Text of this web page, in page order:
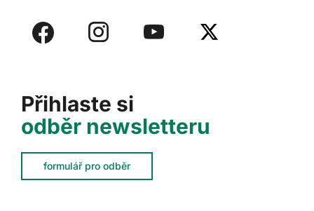
Přihlaste si
odběr newsletteru
formulář pro odběr